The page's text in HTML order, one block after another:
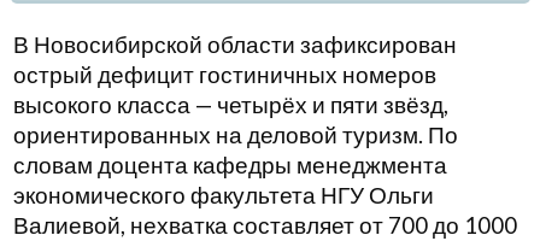
В Новосибирской области зафиксирован
острый дефицит гостиничных номеров
высокого класса — четырёх и пяти звёзд,
ориентированных на деловой туризм. По
словам доцента кафедры менеджмента
экономического факультета НГУ Ольги
Валиевой, нехватка составляет от 700 до 1000